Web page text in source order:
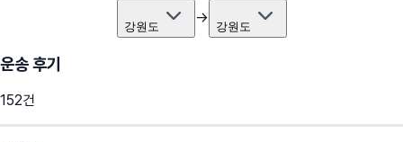
강원도 → 강원도
운송 후기
152건